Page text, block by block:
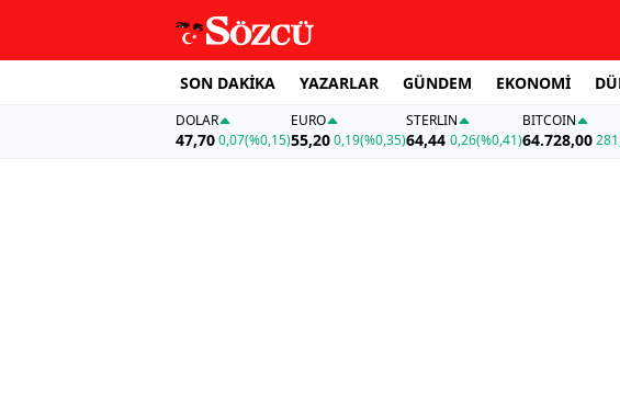
SON DAKİKA YAZARLAR GÜNDEM EKONOMİ
DOLAR
47,700,07(%0,15)
EURO
55,20 0,19(%0,35)
STERLIN
64,44 0,26(%0,41)
BITCOIN
64.728,00